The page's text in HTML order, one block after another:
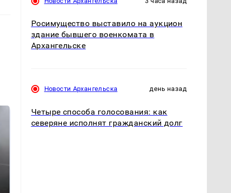
Росимущество выставило на аукцион
здание бывшего военкомата в
Архангельске
Новости Архангельска день назад
Четыре способа голосования: как
северяне исполнят гражданский долг